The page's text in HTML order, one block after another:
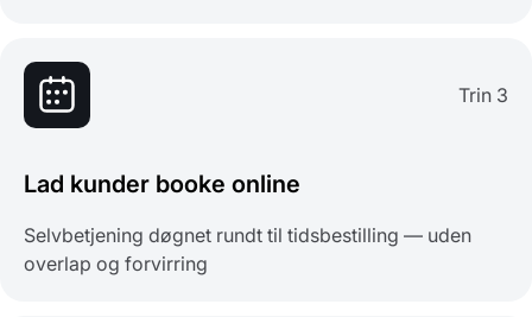
Trin 3
Lad kunder booke online
Selvbetjening døgnet rundt til tidsbestilling — uden
overlap og forvirring